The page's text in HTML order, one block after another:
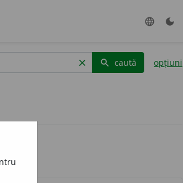
language dark_mode
clear search caută opțiuni